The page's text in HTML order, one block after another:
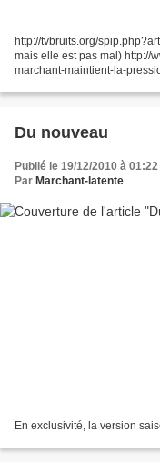
http://tvbruits.org/
mais elle est pas mal) http://
marchant-maintient-la-
Du nouveau
Publié le 19/12/2010 à 01:22
Par Marchant-latente
En exclusivité, la version